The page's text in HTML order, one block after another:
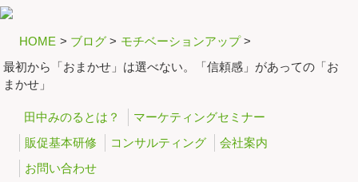
HOME > ブログ > モチベーションアップ >
最初から「おまかせ」は選べない。「信頼感」があっての「お
まかせ」
田中みのるとは？
マーケティングセミナー
販促基本研修
コンサルティング
会社案内
お問い合わせ